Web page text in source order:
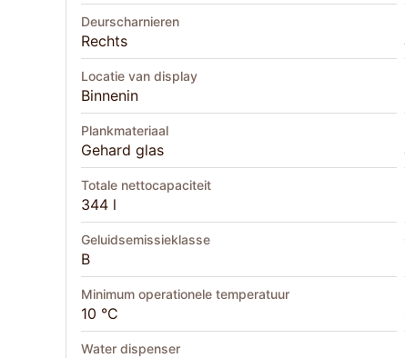
Deurscharnieren
Rechts
Locatie van display
Binnenin
Plankmateriaal
Gehard glas
Totale nettocapaciteit
344 l
Geluidsemissieklasse
B
Minimum operationele temperatuur
10 °C
Water dispenser